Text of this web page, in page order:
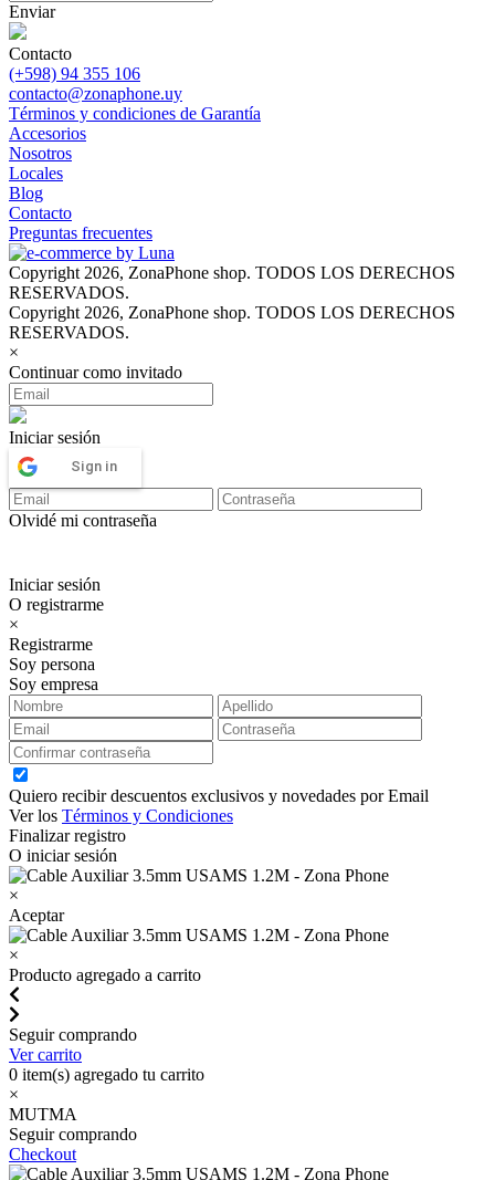
Enviar
Contacto
(+598) 94 355 106
contacto@zonaphone.uy
Términos y condiciones de Garantía
Accesorios
Nosotros
Locales
Blog
Contacto
Preguntas frecuentes
Copyright 2026, ZonaPhone shop. TODOS LOS DERECHOS
RESERVADOS.
Copyright 2026, ZonaPhone shop. TODOS LOS DERECHOS
RESERVADOS.
×
Continuar como invitado
Iniciar sesión
Sign in
Olvidé mi contraseña
Iniciar sesión
O registrarme
×
Registrarme
Soy persona
Soy empresa
Quiero recibir descuentos exclusivos y novedades por Email
Ver los Términos y Condiciones
Finalizar registro
O iniciar sesión
×
Aceptar
×
Producto agregado a carrito
Seguir comprando
Ver carrito
0 item(s) agregado tu carrito
×
MUTMA
Seguir comprando
Checkout